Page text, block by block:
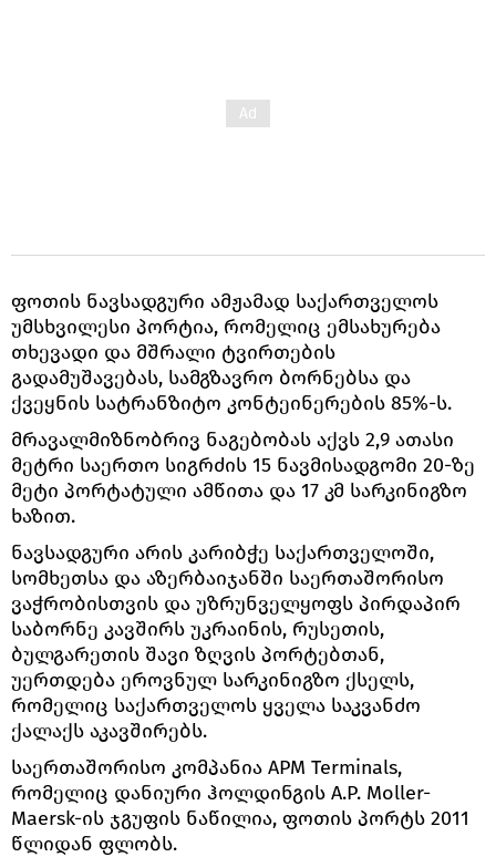
ფოთის ნავსადგური ამჟამად საქართველოს
უმსხვილესი პორტია, რომელიც ემსახურება
თხევადი და მშრალი ტვირთების
გადამუშავებას, სამგზავრო ბორნებსა და
ქვეყნის სატრანზიტო კონტეინერების 85%-ს.
მრავალმიზნობრივ ნაგებობას აქვს 2,9 ათასი
მეტრი საერთო სიგრძის 15 ნავმისადგომი 20-ზე
მეტი პორტატული ამწითა და 17 კმ სარკინიგზო
ხაზით.
ნავსადგური არის კარიბჭე საქართველოში,
სომხეთსა და აზერბაიჯანში საერთაშორისო
ვაჭრობისთვის და უზრუნველყოფს პირდაპირ
საბორნე კავშირს უკრაინის, რუსეთის,
ბულგარეთის შავი ზღვის პორტებთან,
უერთდება ეროვნულ სარკინიგზო ქსელს,
რომელიც საქართველოს ყველა საკვანძო
ქალაქს აკავშირებს.
საერთაშორისო კომპანია APM Terminals,
რომელიც დანიური ჰოლდინგის A.P. Moller-
Maersk-ის ჯგუფის ნაწილია, ფოთის პორტს 2011
წლიდან ფლობს.